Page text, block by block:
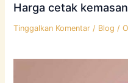
Harga cetak
Tinggalkan Komentar / Blog /